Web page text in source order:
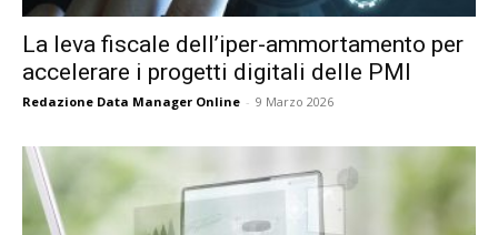
La leva fiscale dell’iper-ammortamento per
accelerare i progetti digitali delle PMI
Redazione Data Manager Online - 9 Marzo 2026